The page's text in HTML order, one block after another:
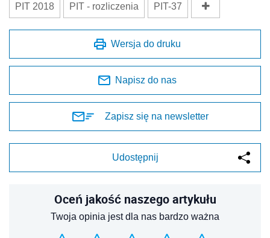
PIT 2018 PIT - rozliczenia PIT-37
Wersja do druku
Napisz do nas
Zapisz się na newsletter
Udostępnij
Oceń jakość naszego artykułu
Twoja opinia jest dla nas bardzo ważna